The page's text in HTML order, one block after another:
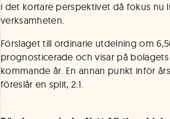
i det kortare perspektivet då fokus nu
verksamheten.
Förslaget till ordinarie utdelning om
prognosticerade och visar på
kommande år. En annan punkt inför
föreslår en split, 2:1.